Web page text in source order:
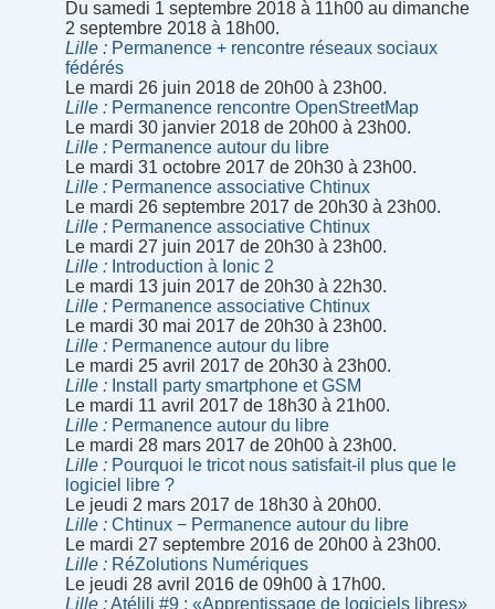
Du samedi 1 septembre 2018 à 11h00 au dimanche
2 septembre 2018 à 18h00.
Lille
Permanence + rencontre réseaux sociaux
fédérés
Le mardi 26 juin 2018 de 20h00 à 23h00.
Lille
Permanence rencontre OpenStreetMap
Le mardi 30 janvier 2018 de 20h00 à 23h00.
Lille
Permanence autour du libre
Le mardi 31 octobre 2017 de 20h30 à 23h00.
Lille
Permanence associative Chtinux
Le mardi 26 septembre 2017 de 20h30 à 23h00.
Lille
Permanence associative Chtinux
Le mardi 27 juin 2017 de 20h30 à 23h00.
Lille
Introduction à Ionic 2
Le mardi 13 juin 2017 de 20h30 à 22h30.
Lille
Permanence associative Chtinux
Le mardi 30 mai 2017 de 20h30 à 23h00.
Lille
Permanence autour du libre
Le mardi 25 avril 2017 de 20h30 à 23h00.
Lille
Install party smartphone et GSM
Le mardi 11 avril 2017 de 18h30 à 21h00.
Lille
Permanence autour du libre
Le mardi 28 mars 2017 de 20h00 à 23h00.
Lille
Pourquoi le tricot nous satisfait-il plus que le
logiciel libre ?
Le jeudi 2 mars 2017 de 18h30 à 20h00.
Lille
Chtinux − Permanence autour du libre
Le mardi 27 septembre 2016 de 20h00 à 23h00.
Lille
RéZolutions Numériques
Le jeudi 28 avril 2016 de 09h00 à 17h00.
Lille
Atélili #9 : «Apprentissage de logiciels libres»